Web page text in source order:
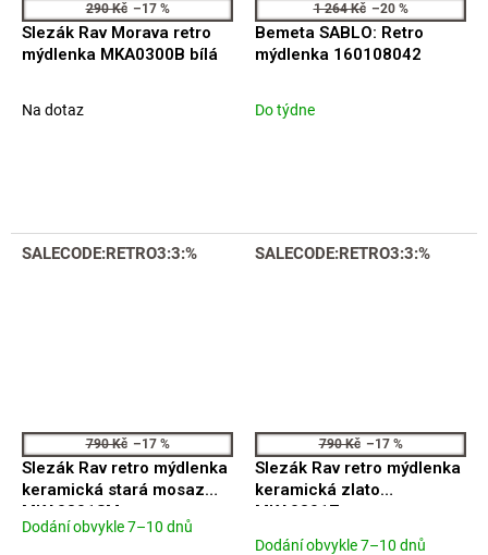
290 Kč –17 %
Slezák Rav Morava retro
mýdlenka MKA0300B bílá
Na dotaz
1 264 Kč –20 %
Bemeta SABLO: Retro
mýdlenka 160108042
Do týdne
SALECODE:RETRO3:3:%
790 Kč –17 %
Slezák Rav retro mýdlenka
keramická stará mosaz
MKA0301SM
Průměrné
Dodání obvykle 7–10 dnů
SALECODE:RETRO3:3:%
790 Kč –17 %
Slezák Rav retro mýdlenka
keramická zlato
MKA0301Z
Dodání obvykle 7–10 dnů